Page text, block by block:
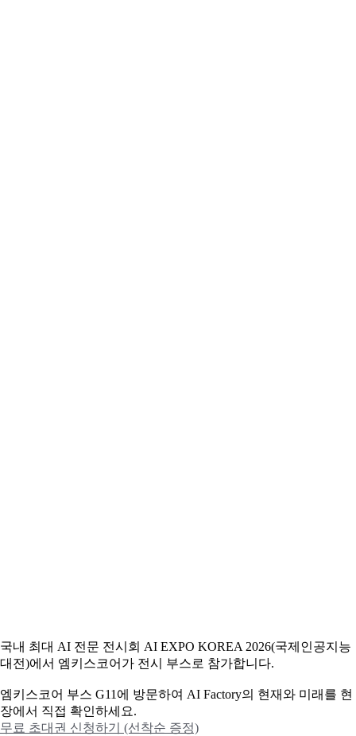
국내 최대 AI 전문 전시회 AI EXPO KOREA 2026(국제인공지능
대전)에서 엠키스코어가 전시 부스로 참가합니다.
엠키스코어 부스 G11에 방문하여 AI Factory의 현재와 미래를 현
장에서 직접 확인하세요.
무료 초대권 신청하기 (선착순 증정)